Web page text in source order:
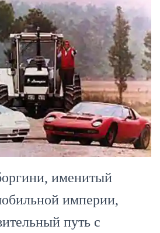
именитый
империи,
путь с